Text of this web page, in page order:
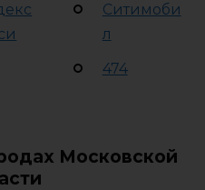
Ситимоби
л
474
Московской